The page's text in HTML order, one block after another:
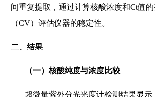
间重复提取，通过计算核酸浓度和Ct值
（CV）评估仪器的稳定性。
二、结果
（一）核酸纯度与浓度比较
超微量紫外分光光度计检测结果显示